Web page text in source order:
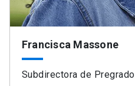
Francisca Massone
Subdirectora de Pregrado